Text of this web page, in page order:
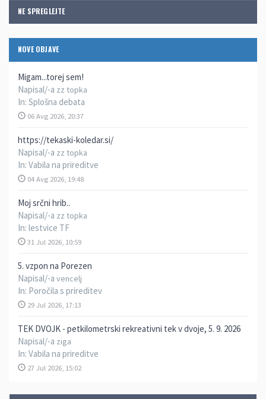
NE SPREGLEJTE
NOVE OBJAVE
Migam...torej sem!
Napisal/-a zz topka
In: Splošna debata
06 Avg 2026, 20:37
https://tekaski-koledar.si/
Napisal/-a zz topka
In: Vabila na prireditve
04 Avg 2026, 19:48
Moj srčni hrib..
Napisal/-a zz topka
In: lestvice TF
31 Jul 2026, 10:59
5. vzpon na Porezen
Napisal/-a vencelj
In: Poročila s prireditev
29 Jul 2026, 17:13
TEK DVOJK - petkilometrski rekreativni tek v dvoje, 5. 9. 2026
Napisal/-a ziga
In: Vabila na prireditve
27 Jul 2026, 15:02